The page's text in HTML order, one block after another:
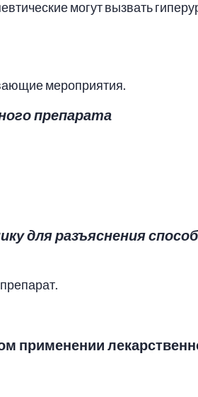
могут вызвать
мероприятия.
препарата
для разъяснения
применении